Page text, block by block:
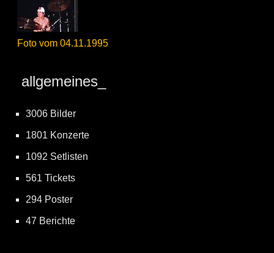
Foto vom 04.11.1995
allgemeines_
3006 Bilder
1801 Konzerte
1092 Setlisten
561 Tickets
294 Poster
47 Berichte